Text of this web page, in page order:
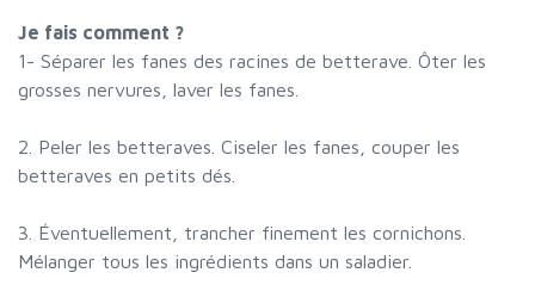
Je fais comment ?
1- Séparer les fanes des racines de betterave. Ôter les
grosses nervures, laver les fanes.
2. Peler les betteraves. Ciseler les fanes, couper les
betteraves en petits dés.
3. Éventuellement, trancher finement les cornichons.
Mélanger tous les ingrédients dans un saladier.